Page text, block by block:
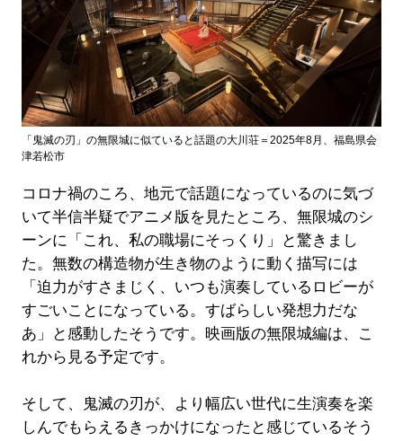
「鬼滅の刃」の無限城に似ていると話題の大川荘＝2025年8月、福島県会
津若松市
コロナ禍のころ、地元で話題になっているのに気づ
いて半信半疑でアニメ版を見たところ、無限城のシ
ーンに「これ、私の職場にそっくり」と驚きまし
た。無数の構造物が生き物のように動く描写には
「迫力がすさまじく、いつも演奏しているロビーが
すごいことになっている。すばらしい発想力だな
あ」と感動したそうです。映画版の無限城編は、こ
れから見る予定です。
そして、鬼滅の刃が、より幅広い世代に生演奏を楽
しんでもらえるきっかけになったと感じているそう